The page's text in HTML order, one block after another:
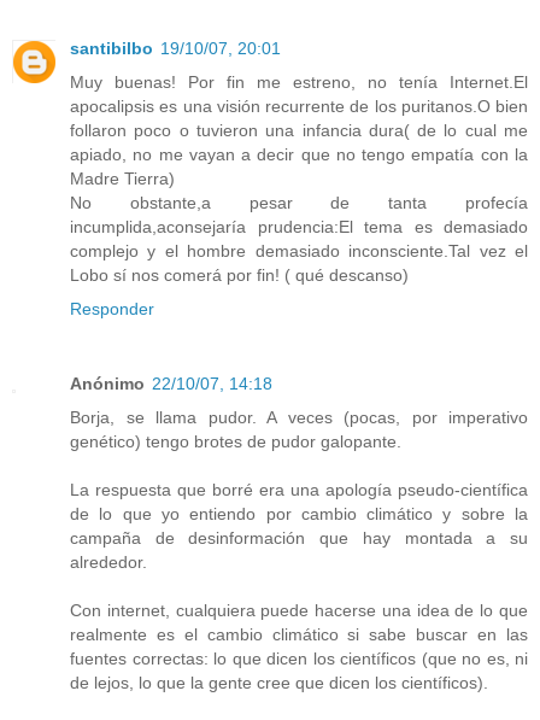
santibilbo 19/10/07, 20:01
Muy buenas! Por fin me estreno, no tenía Internet.El
apocalipsis es una visión recurrente de los puritanos.O bien
follaron poco o tuvieron una infancia dura( de lo cual me
apiado, no me vayan a decir que no tengo empatía con la
Madre Tierra)
No obstante,a pesar de tanta profecía
incumplida,aconsejaría prudencia:El tema es demasiado
complejo y el hombre demasiado inconsciente.Tal vez el
Lobo sí nos comerá por fin! ( qué descanso)
Responder
Anónimo 22/10/07, 14:18
Borja, se llama pudor. A veces (pocas, por imperativo
genético) tengo brotes de pudor galopante.
La respuesta que borré era una apología pseudo-científica
de lo que yo entiendo por cambio climático y sobre la
campaña de desinformación que hay montada a su
alrededor.
Con internet, cualquiera puede hacerse una idea de lo que
realmente es el cambio climático si sabe buscar en las
fuentes correctas: lo que dicen los científicos (que no es, ni
de lejos, lo que la gente cree que dicen los científicos).